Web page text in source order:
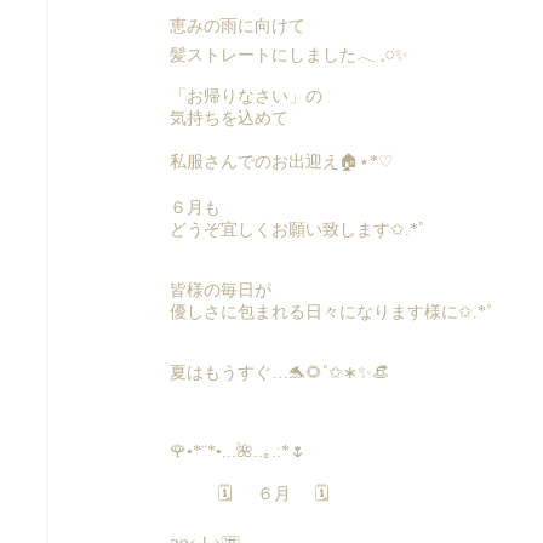
恵みの雨に向けて
髪ストレートにしました𓂃 𓈒𓏸✨️
「お帰りなさい」の
気持ちを込めて
私服さんでのお出迎え🏠⋆*♡
６月も
どうぞ宜しくお願い致します✩.*˚
皆様の毎日が
優しさに包まれる日々になります様に✩.*˚
夏はもうすぐ…🐬🌻˚✩∗✨👒
🌹•*¨*•...🌺..｡.:*🌷
🗓 ６月 🗓